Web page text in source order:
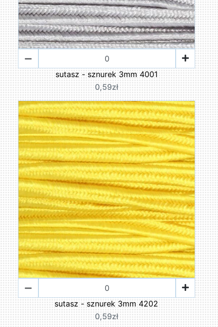
sutasz - sznurek 3mm 4001
0,59zł
sutasz - sznurek 3mm 4202
0,59zł